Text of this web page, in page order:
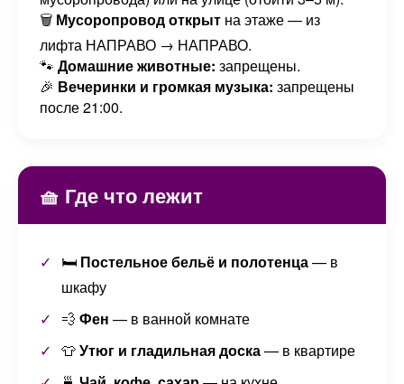
🗑️ Мусоропровод открыт на этаже — из
лифта НАПРАВО → НАПРАВО.
🐾 Домашние животные: запрещены.
🎉 Вечеринки и громкая музыка: запрещены
после 21:00.
🧺 Где что лежит
🛏️ Постельное бельё и полотенца— в
шкафу
💨 Фен — в ванной комнате
👕Утюг и гладильная доска— в квартире